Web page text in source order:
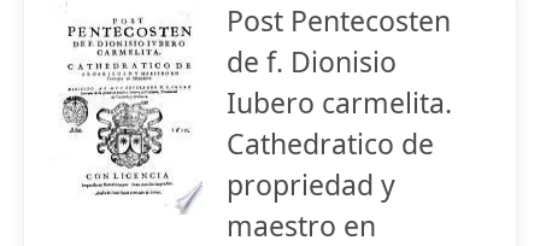
Post Pentecosten
de f. Dionisio
Iubero carmelita.
Cathedratico de
propriedad y
maestro en